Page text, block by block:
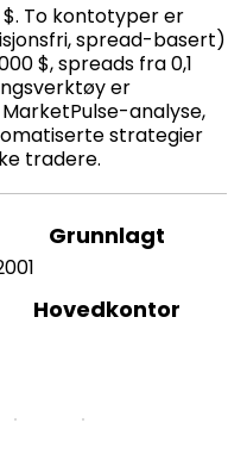
To kontotyper er
spread-basert)
$, spreads fra 0,1
er
analyse,
strategier
tradere.
Grunnlagt
Hovedkontor